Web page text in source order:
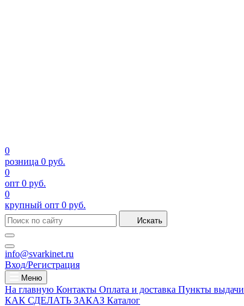
0
розница 0 руб.
0
опт 0 руб.
0
крупный опт 0 руб.
Искать
info@svarkinet.ru
Вход/Регистрация
Меню
На главную Контакты Оплата и доставка Пункты выдачи
КАК СДЕЛАТЬ ЗАКАЗ Каталог